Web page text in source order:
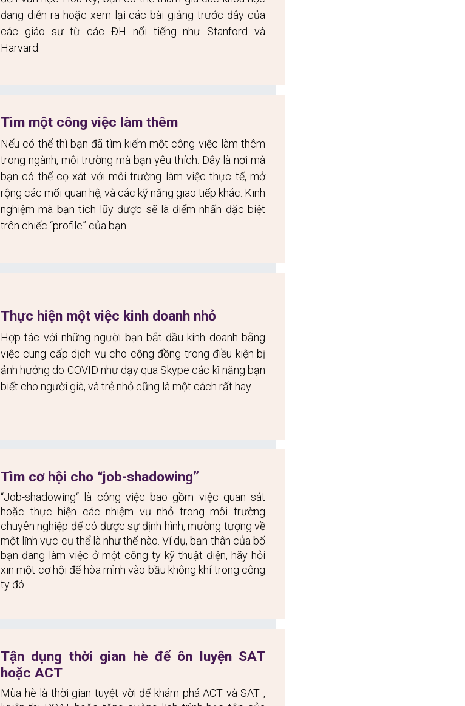
đang diễn ra hoặc xem lại các bài giảng trước đây của
các giáo sư từ các ĐH nổi tiếng như Stanford và
Harvard.
Tìm một công việc làm thêm
Nếu có thể thì bạn đã tìm kiếm một công việc làm thêm
trong ngành, môi trường mà bạn yêu thích. Đây là nơi mà
bạn có thể cọ xát với môi trường làm việc thực tế, mở
rộng các mối quan hệ, và các kỹ năng giao tiếp khác. Kinh
nghiệm mà bạn tích lũy được sẽ là điểm nhấn đặc biệt
trên chiếc “profile” của bạn.
Thực hiện một việc kinh doanh nhỏ
Hợp tác với những người bạn bắt đầu kinh doanh bằng
việc cung cấp dịch vụ cho cộng đồng trong điều kiện bị
ảnh hưởng do COVID như dạy qua Skype các kĩ năng bạn
biết cho người già, và trẻ nhỏ cũng là một cách rất hay.
Tìm cơ hội cho “job-shadowing”
“Job-shadowing“ là công việc bao gồm việc quan sát
hoặc thực hiện các nhiệm vụ nhỏ trong môi trường
chuyên nghiệp để có được sự định hình, mường tượng về
một lĩnh vực cụ thể là như thế nào. Ví dụ, bạn thân của bố
bạn đang làm việc ở một công ty kỹ thuật điện, hãy hỏi
xin một cơ hội để hòa mình vào bầu không khí trong công
ty đó.
Tận dụng thời gian hè để ôn luyện SAT
hoặc ACT
Mùa hè là thời gian tuyệt vời để khám phá ACT và SAT ,